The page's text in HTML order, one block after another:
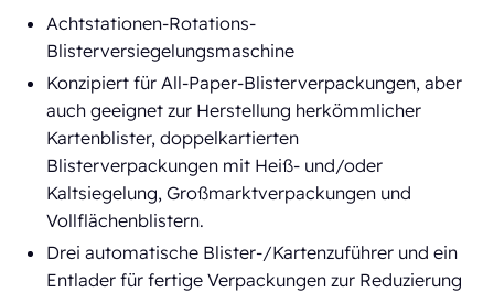
Achtstationen-Rotations-
Blisterversiegelungsmaschine
Konzipiert für All-Paper-Blisterverpackungen, aber
auch geeignet zur Herstellung herkömmlicher
Kartenblister, doppelkartierten
Blisterverpackungen mit Heiß- und/oder
Kaltsiegelung, Großmarktverpackungen und
Vollflächenblistern.
Drei automatische Blister-/Kartenzuführer und ein
Entlader für fertige Verpackungen zur Reduzierung